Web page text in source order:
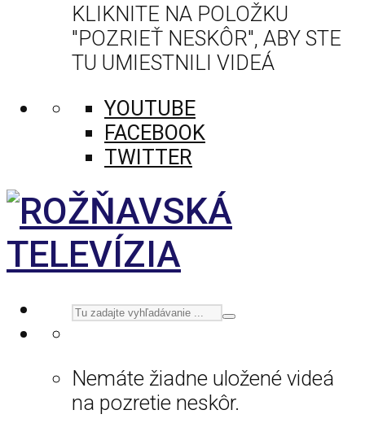
KLIKNITE NA POLOŽKU
"POZRIEŤ NESKÔR", ABY STE
TU UMIESTNILI VIDEÁ
YOUTUBE
FACEBOOK
TWITTER
Nemáte žiadne uložené videá
na pozretie neskôr.